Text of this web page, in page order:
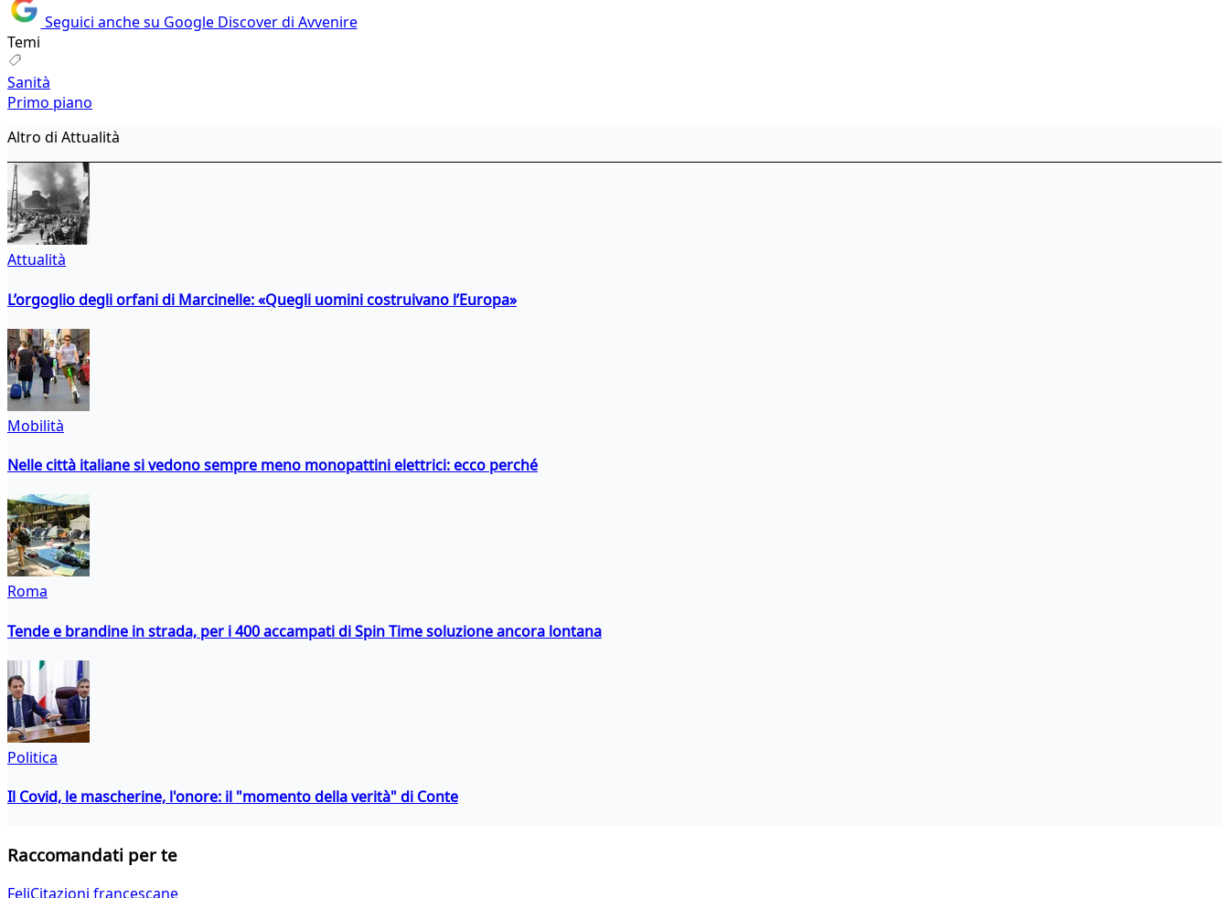
Seguici anche su Google Discover di Avvenire
Temi
Sanità
Primo piano
Altro di Attualità
Attualità
L’orgoglio degli orfani di Marcinelle: «Quegli uomini costruivano l’Europa»
Mobilità
Nelle città italiane si vedono sempre meno monopattini elettrici: ecco perché
Roma
Tende e brandine in strada, per i 400 accampati di Spin Time soluzione ancora lontana
Politica
Il Covid, le mascherine, l'onore: il "momento della verità" di Conte
Raccomandati per te
FeliCitazioni francescane